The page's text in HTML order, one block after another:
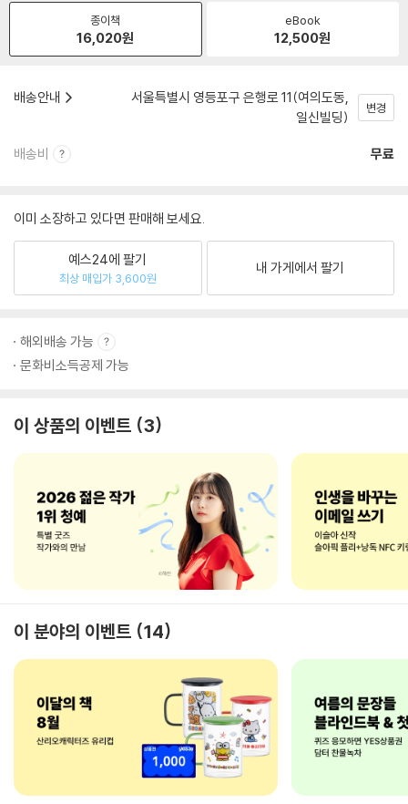
종이책
16,020원
eBook
12,500원
배송안내
서울특별시 영등포구 은행로 11(여의도동,
일신빌딩)
변경
배송비 무료
이미 소장하고 있다면 판매해 보세요.
예스24에 팔기
최상 매입가 3,600원
내 가게에서 팔기
해외배송 가능
문화비소득공제 가능
이 상품의 이벤트 3
이 분야의 이벤트 14